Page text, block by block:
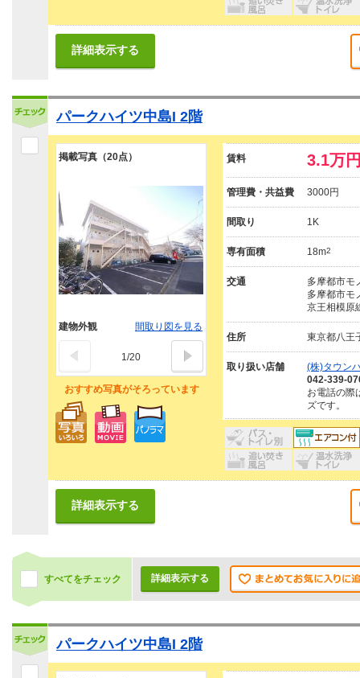
詳細表示する
パークハイツ中島I 2階
掲載写真（20点）
おすすめ写真がそろっています
建物外観 間取り図を見る
1/20
賃料 3.1万
管理費・共益費 3000円
間取り 1K
専有面積 18m2
交通
多摩都市モ
多摩都市モ
京王相模原
住所 東京都八王
取り扱い店舗
(株)タウン
042-339-
お電話の際
ズです。
詳細表示する
すべてをチェック 詳細表示する
パークハイツ中島I 2階